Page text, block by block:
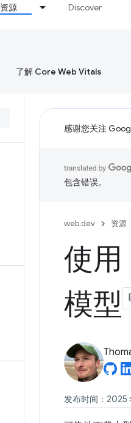
资源 Discover
了解 Core Web Vitals
感谢您关注
包含错误。
web.dev 资源
使用
模型
发布时间：2025